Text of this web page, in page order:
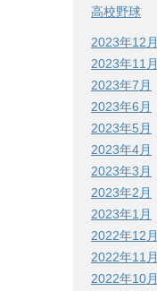
高校野球
2023年12月
2023年11月
2023年7月
2023年6月
2023年5月
2023年4月
2023年3月
2023年2月
2023年1月
2022年12月
2022年11月
2022年10月